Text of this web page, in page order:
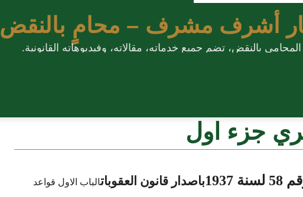
أشرف مشرف – محامٍ بالنقض
بالنقض، تضم جميع خدماته، مقالاته، وفيديوهاته القانونية.
جزء اول
1937 باصدار قانون العقوباتالباب الاول قواعد